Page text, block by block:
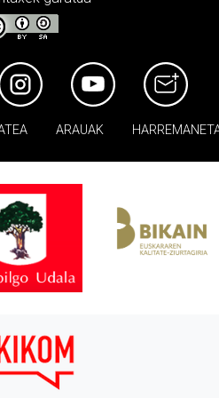
ARAUAK